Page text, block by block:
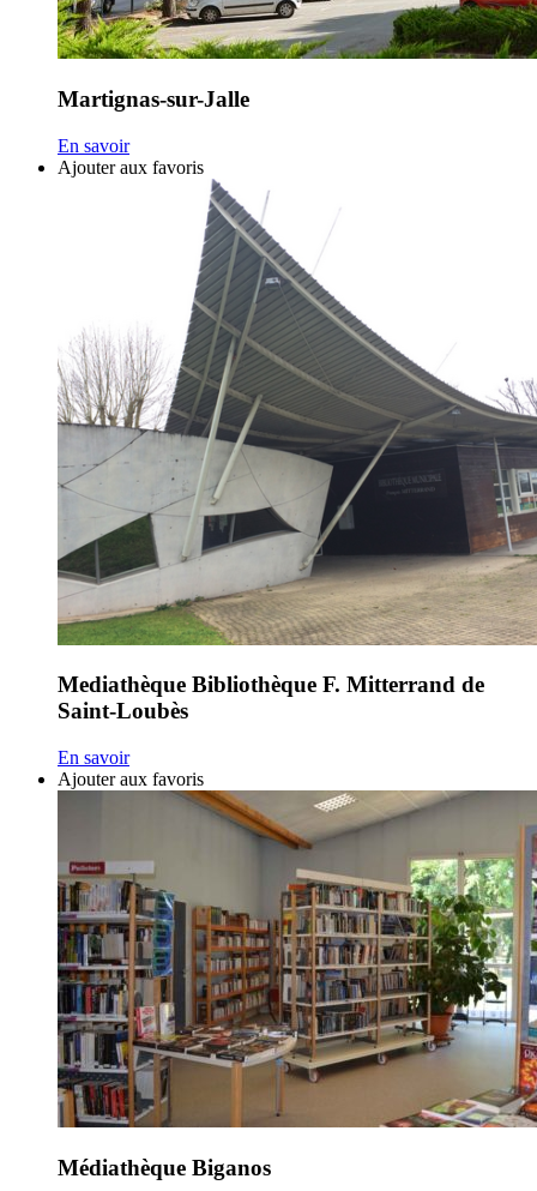
Martignas-sur-Jalle
En savoir
Ajouter aux favoris
Mediathèque Bibliothèque F. Mitterrand de
Saint-Loubès
En savoir
Ajouter aux favoris
Médiathèque Biganos